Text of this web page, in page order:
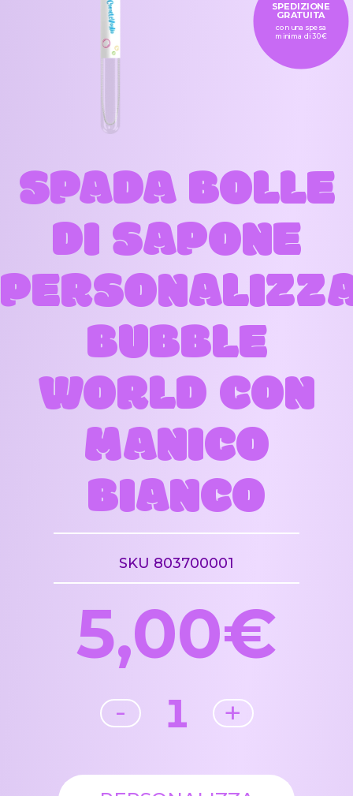
SPADA BOLLE
DI SAPONE
BUBBLE
WORLD CON
MANICO
BIANCO
SKU 803700001
5,00€
- 1 +
SPEDIZIONE
GRATUITA
con una spesa
minima di 30€